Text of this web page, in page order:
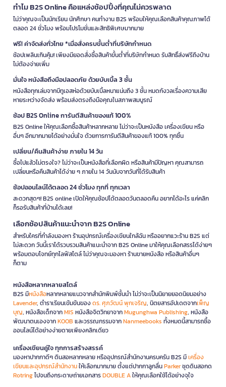
ทำไม B2S Online คือแหล่งช้อปปิ้งที่คุณไม่ควรพลาด
ไม่ว่าคุณจะเป็นนักเรียน นักศึกษา คนทำงาน B2S พร้อมให้คุณเลือกสินค้าคุณภาพได้
ตลอด 24 ชั่วโมง พร้อมโปรโมชั่นและสิทธิพิเศษมากมาย
ฟรี! ค่าจัดส่งทั่วไทย *เมื่อสั่งครบขั้นต่ำที่บริษัทกำหนด
ช้อปเพลินเกินคุ้ม! เพียงมียอดสั่งซื้อสินค้าขั้นต่ำที่บริษัทกำหนด รับสิทธิ์ส่งฟรีถึงบ้าน
ไม่ต้องจ่ายเพิ่ม
มั่นใจ หนังสือถึงมือปลอดภัย ด้วยบับเบิ้ล 3 ชั้น
หนังสือทุกเล่มจากบีทูเอสห่อด้วยบับเบิ้ลหนาแน่นถึง 3 ชั้น หมดกังวลเรื่องความเสีย
หายระหว่างจัดส่ง พร้อมส่งตรงถึงมือคุณในสภาพสมบูรณ์
ช้อป B2S Online การันตีสินค้าของแท้ 100%
B2S Online ให้คุณเลือกซื้อสินค้าหลากหลาย ไม่ว่าจะเป็นหนังสือ เครื่องเขียน หรือ
อื่นๆ อีกมากมายได้อย่างมั่นใจ ด้วยการการันตีสินค้าของแท้ 100% ทุกชิ้น
เปลี่ยน/คืนสินค้าง่าย ภายใน 14 วัน
ซื้อไปแล้วไม่ตรงใจ? ไม่ว่าจะเป็นหนังสือที่เลือกผิด หรือสินค้ามีปัญหา คุณสามารถ
เปลี่ยนหรือคืนสินค้าได้ง่าย ๆ ภายใน 14 วันนับจากวันที่ได้รับสินค้า
ช้อปออนไลน์ได้ตลอด 24 ชั่วโมง ทุกที่ ทุกเวลา
สะดวกสุดๆ! B2S online เปิดให้คุณช้อปได้ตลอดวันตลอดคืน อยากได้อะไร แค่คลิก
ก็รอรับสินค้าที่บ้านได้เลย!
เลือกช้อปสินค้าแนะนำจาก B2S Online
สำหรับใครที่กำลังมองหา ร้านอุปกรณ์เครื่องเขียนใกล้ฉัน หรืออยากแวะร้าน B2S แต่
ไม่สะดวก วันนี้เราได้รวบรวมสินค้าแนะนำจาก B2S Online มาให้คุณเลือกสรรได้ง่ายๆ
พร้อมตอบโจทย์ทุกไลฟ์สไตล์ ไม่ว่าคุณจะมองหา ร้านขายหนังสือ หรือสินค้าอื่นๆ
ก็ตาม
หนังสือหลากหลายสไตล์
B2S มีหนังสือหลากหลายแนวจากสำนักพิมพ์ชั้นนำ ไม่ว่าจะเป็นนิยายยอดนิยมอย่าง
Lavender, ตำราเรียนเข้มข้นของดร. ศุภวัฒน์ พุกเจริญ, นิตยสารอัปเดตจากเพ็ญ
บุญ, หนังสือเด็กจากMIS หนังสือจิตวิทยาจากMugunghwa Publishing, หนังสือ
พัฒนาตนเองจากKOOB และวรรณกรรมจากNanmeebooks ทั้งหมดนี้สามารถซื้อ
ออนไลน์ได้อย่างง่ายดายเพียงคลิกเดียว
เครื่องเขียนคู่ใจ ทุกการสร้างสรรค์
มองหาปากกาดีๆ ดินสอหลากหลาย หรืออุปกรณ์สำนักงานครบครัน B2S มีเครื่อง
เขียนและอุปกรณ์สำนักงานให้เลือกมากมาย ตั้งแต่ปากกาลูกลื่นParkerชุดดินสอกด
Rotringไปจนถึงกระดาษถ่ายเอกสารDOUBLE Aให้คุณเลือกใช้ได้อย่างจุใจ